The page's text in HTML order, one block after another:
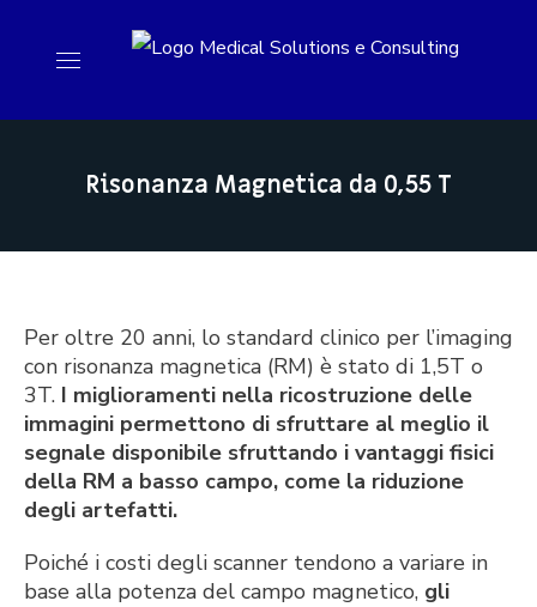
Risonanza Magnetica da 0,55 T
Per oltre 20 anni, lo standard clinico per l’imaging
con risonanza magnetica (RM) è stato di 1,5T o
3T. I miglioramenti nella ricostruzione delle
immagini permettono di sfruttare al meglio il
segnale disponibile sfruttando i vantaggi fisici
della RM a basso campo, come la riduzione
degli artefatti.
Poiché i costi degli scanner tendono a variare in
base alla potenza del campo magnetico, gli